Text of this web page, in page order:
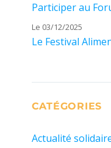
Participer au
Le 03/12/2025
Le Festival
CATÉGORIES
Actualité